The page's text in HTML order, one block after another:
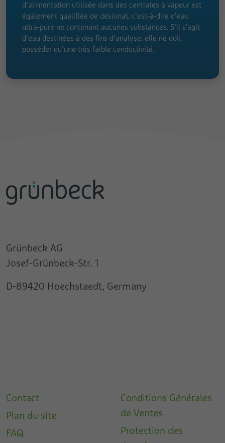
d’alimentation utilisée dans des centrales à vapeur est
également qualifiée de désionat, c’est-à-dire d’eau
ultra-pure ne contenant aucunes substances. S’il s'agit
d’eau destinées à des fins d’analyse, elle ne doit
posséder qu’une très faible conductivité.
Grünbeck AG
Josef-Grünbeck-Str. 1
D-89420 Hoechstaedt, Germany
Contact
Plan du site
FAQ
Conditions Générales
de Ventes
Protection des